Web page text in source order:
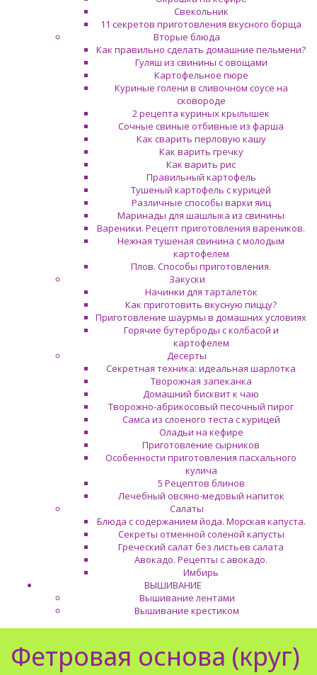
Свекольник
11 секретов приготовления вкусного борща
Вторые блюда
Как правильно сделать домашние пельмени?
Гуляш из свинины с овощами
Картофельное пюре
Куриные голени в сливочном соусе на
сковороде
2 рецепта куриных крылышек
Сочные свиные отбивные из фарша
Как сварить перловую кашу
Как варить гречку
Как варить рис
Правильный картофель
Тушеный картофель с курицей
Различные способы варки яиц
Маринады для шашлыка из свинины
Вареники. Рецепт приготовления вареников.
Нежная тушеная свинина с молодым
картофелем
Плов. Способы приготовления.
Закуски
Начинки для тарталеток
Как приготовить вкусную пиццу?
Приготовление шаурмы в домашних условиях
Горячие бутерброды с колбасой и
картофелем
Десерты
Секретная техника: идеальная шарлотка
Творожная запеканка
Домашний бисквит к чаю
Творожно-абрикосовый песочный пирог
Самса из слоеного теста с курицей
Оладьи на кефире
Приготовление сырников
Особенности приготовления пасхального
кулича
5 Рецептов блинов
Лечебный овсяно-медовый напиток
Салаты
Блюда с содержанием йода. Морская капуста.
Секреты отменной соленой капусты
Греческий салат без листьев салата
Авокадо. Рецепты с авокадо.
Имбирь
ВЫШИВАНИЕ
Вышивание лентами
Вышивание крестиком
Фетровая основа (круг)